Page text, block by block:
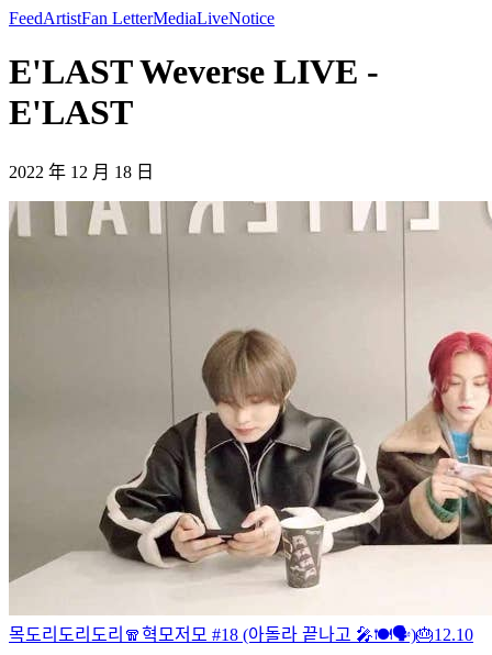
FeedArtistFan LetterMediaLiveNotice
E'LAST Weverse LIVE -
E'LAST
2022 年 12 月 18 日
목도리도리도리🧣혁모저모 #18 (아돌라 끝나고 🎤🍽🗣)🎂12.10